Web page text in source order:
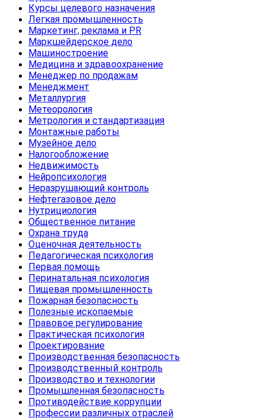
Курсы целевого назначения
Легкая промышленность
Маркетинг, реклама и PR
Маркшейдерское дело
Машиностроение
Медицина и здравоохранение
Менеджер по продажам
Менеджмент
Металлургия
Метеорология
Метрология и стандартизация
Монтажные работы
Музейное дело
Налогообложение
Недвижимость
Нейропсихология
Неразрушающий контроль
Нефтегазовое дело
Нутрициология
Общественное питание
Охрана труда
Оценочная деятельность
Педагогическая психология
Первая помощь
Перинатальная психология
Пищевая промышленность
Пожарная безопасность
Полезные ископаемые
Правовое регулирование
Практическая психология
Проектирование
Производственная безопасность
Производственный контроль
Производство и технологии
Промышленная безопасность
Противодействие коррупции
Профессии различных отраслей